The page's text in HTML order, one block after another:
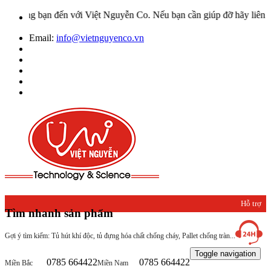
bạn đến với Việt Nguyễn Co. Nếu bạn cần giúp đỡ hãy liên hệ
Email: info@vietnguyenco.vn
Tìm nhanh sản phẩm
Gợi ý tìm kiếm: Tủ hút khí độc, tủ đựng hóa chất chống cháy, Pallet chống tràn...
Hỗ trợ
khách
hàng
Miền Bắc 0785 664422Miền Nam 0785 664422
Toggle navigation